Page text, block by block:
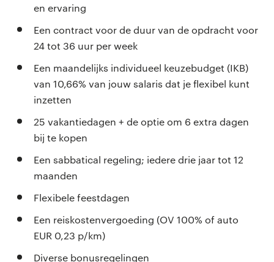
en ervaring
Een contract voor de duur van de opdracht voor
24 tot 36 uur per week
Een maandelijks individueel keuzebudget (IKB)
van 10,66% van jouw salaris dat je flexibel kunt
inzetten
25 vakantiedagen + de optie om 6 extra dagen
bij te kopen
Een sabbatical regeling; iedere drie jaar tot 12
maanden
Flexibele feestdagen
Een reiskostenvergoeding (OV 100% of auto
EUR 0,23 p/km)
Diverse bonusregelingen